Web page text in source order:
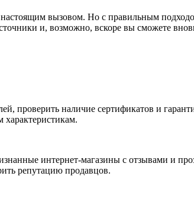
настоящим вызовом. Но с правильным
и, возможно, вскоре вы сможете
проверить наличие сертификатов и
интернет-магазины с отзывами и
репутацию продавцов.